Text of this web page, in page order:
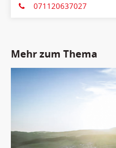
071120637027
Mehr zum Thema